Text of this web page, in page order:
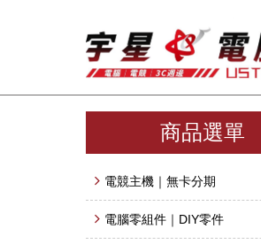
商品選單
電競主機｜無卡分期
電腦零組件｜DIY零件